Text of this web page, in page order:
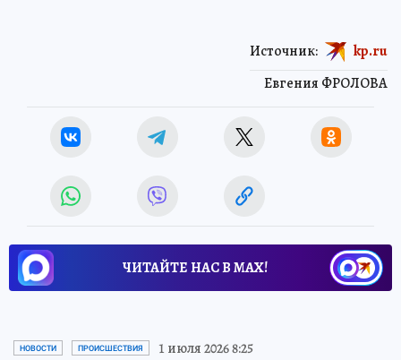
Евгения ФРОЛОВА
Источник: kp.ru
ЧИТАЙТЕ НАС В МАХ!
НОВОСТИ ПРОИСШЕСТВИЯ 1 июля 2026 8:25